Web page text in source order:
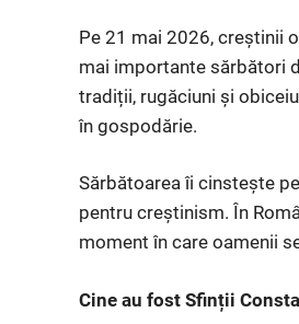
Pe 21 mai 2026, creștinii
mai importante sărbători
tradiții, rugăciuni și
în gospodărie.
Sărbătoarea îi cinstește
pentru creștinism. În
moment în care oamenii
Cine au fost Sfinții